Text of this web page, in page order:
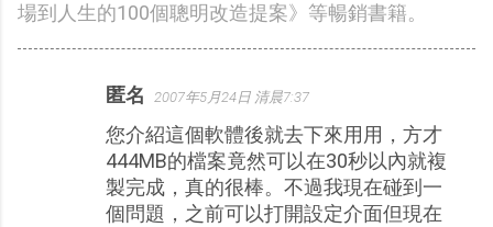
場到人生的100個聰明改造提案》等暢銷書籍。
匿名 2007年5月24日 清晨7:37
您介紹這個軟體後就去下來用用，方才
444MB的檔案竟然可以在30秒以內就複
製完成，真的很棒。不過我現在碰到一
個問題，之前可以打開設定介面但現在